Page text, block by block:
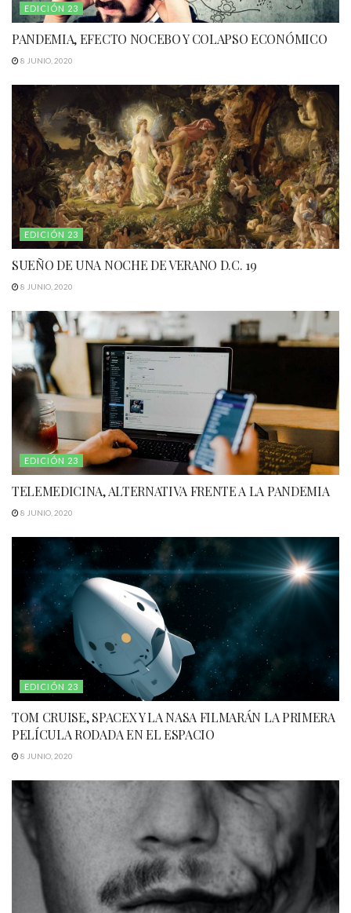
EDICIÓN 23
PANDEMIA, EFECTO NOCEBO Y COLAPSO ECONÓMICO
8 JUNIO, 2020
EDICIÓN 23
SUEÑO DE UNA NOCHE DE VERANO D.C. 19
8 JUNIO, 2020
EDICIÓN 23
TELEMEDICINA, ALTERNATIVA FRENTE A LA PANDEMIA
8 JUNIO, 2020
EDICIÓN 23
TOM CRUISE, SPACEX Y LA NASA FILMARÁN LA PRIMERA
PELÍCULA RODADA EN EL ESPACIO
8 JUNIO, 2020